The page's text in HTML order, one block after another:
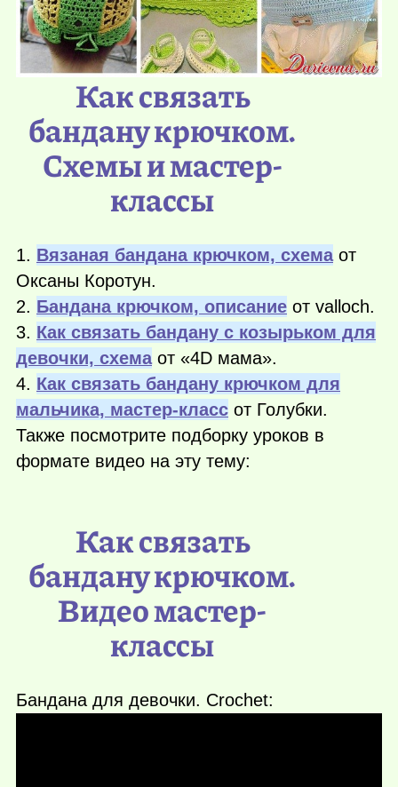
Как связать
бандану крючком.
Схемы и мастер-
классы
1. Вязаная бандана крючком, схемаот
Оксаны Коротун.
2. Бандана крючком, описание от valloch.
3. Как связать бандану с козырьком для
девочки, схемаот «4D мама».
4. Как связать бандану крючком для
мальчика, мастер-класс от Голубки.
Также посмотрите подборку уроков в
формате видео на эту тему:
Как связать
бандану крючком.
Видео мастер-
классы
Бандана для девочки. Crochet: